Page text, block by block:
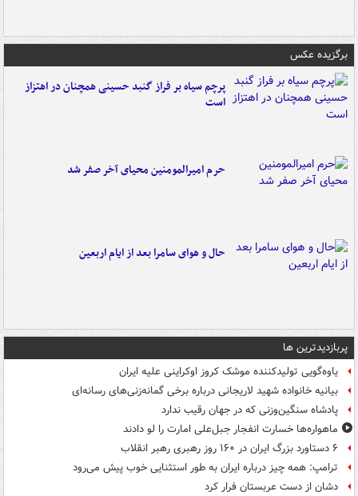
برگزیده عکس
پرچم سیاه بر فراز گنبد حسینی همچنان در اهتزاز
است
حرم امیرالمومنین محیای آخر صفر شد
حال و هوای سامرا بعد از ایام اربعین
پربازدیدترین ها
یاوه‌گویی تولیدکننده موشک کروز اوکراینی علیه ایران
بیانیه خانواده شهید لاریجانی درباره برخی گمانه‌زنی‌های رسانه‌ای
پادشاه سنگین‌وزنی که در جهان رقیب ندارد
ماهواره‌ها خسارت انفجار جبل‌علی امارت را لو دادند
۶ دستاورد بزرگ ایران در ۱۶۰ روز رهبری رهبر انقلاب
ترامپ: همه چیز درباره ایران به طور استثنایی خوب پیش می‌رود
دشان از دست عربستان فرار کرد